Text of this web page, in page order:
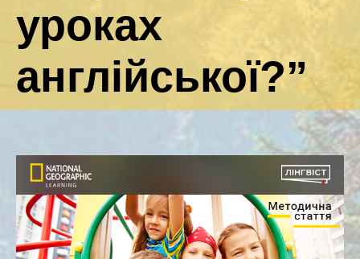
уроках
англійської?”